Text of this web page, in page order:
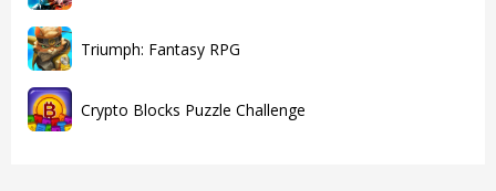
Triumph: Fantasy RPG
Crypto Blocks Puzzle Challenge